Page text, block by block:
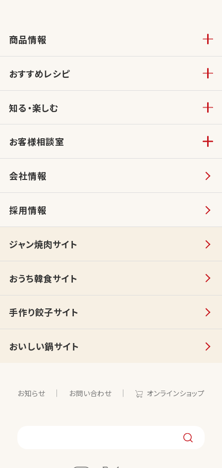
商品情報
おすすめレシピ
知る・楽しむ
お客様相談室
会社情報
採用情報
ジャン焼肉サイト
おうち韓食サイト
手作り餃子サイト
おいしい鍋サイト
お知らせ お問い合わせ オンラインショップ